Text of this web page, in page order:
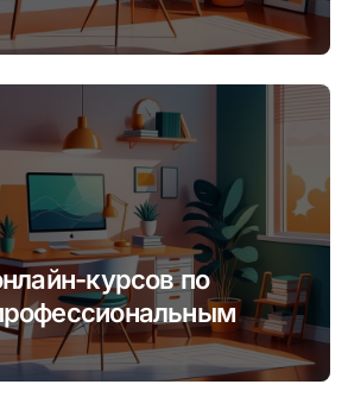
блогеров и платформ
курсов по
монетизации